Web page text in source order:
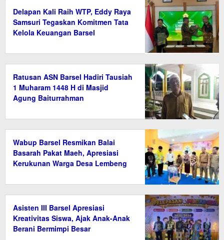
Delapan Kali Raih WTP, Eddy Raya
Samsuri Tegaskan Komitmen Tata
Kelola Keuangan Barsel
Ratusan ASN Barsel Hadiri Tausiah
1 Muharam 1448 H di Masjid
Agung Baiturrahman
Wabup Barsel Resmikan Balai
Basarah Pakat Maeh, Apresiasi
Kerukunan Warga Desa Lembeng
Asisten III Barsel Apresiasi
Kreativitas Siswa, Ajak Anak-Anak
Berani Bermimpi Besar